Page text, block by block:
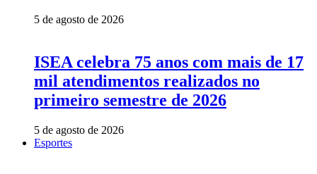
5 de agosto de 2026
ISEA celebra 75 anos com mais de 17
mil atendimentos realizados no
primeiro semestre de 2026
5 de agosto de 2026
Esportes